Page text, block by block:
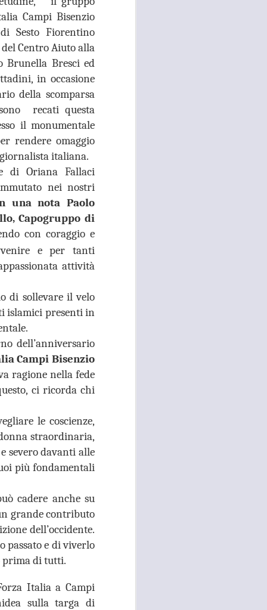
Campi Bisenzio
Sesto Fiorentino
Centro Aiuto alla
Brunella Bresci ed
in occasione
della scomparsa
recati questa
il monumentale
rendere omaggio
italiana.
di Oriana Fallaci
nei nostri
una nota Paolo
Capogruppo di
con coraggio e
e per tanti
attività
di sollevare il velo
islamici presenti in
dell’anniversario
Campi Bisenzio
ragione nella fede
ci ricorda chi
le coscienze,
straordinaria,
severo davanti alle
più fondamentali
cadere anche su
grande contributo
dell’occidente.
passato e di viverlo
prima di tutti.
Italia a Campi
sulla targa di
per il 27 agosto prossimo, con
dell’Asl Toscana Centro
i diversi rappresentanti zonali
metropolitana fiorentina, che
valere le ragioni dei territori
balbettii, serve una risposta forte
in corso del servizio di continuità
AUG
RISSA ED
A CAMPI BISENZIO IN
VIA CHIELLA E FURTI
DAI LOCALI DEL
E QUERCIOLI: E’
TEMPO DI
INVERTIRE LA
ROTTA
A CAMPI BISENZIO IN VIA
CHIELLA E FURTI DAI LOCALI
DEL CENTRO, GANDOLA E
QUERCIOLI: E’ TEMPO DI
INVERTIRE LA ROTTA, A CAMPI
BISENZIO L'INSICUREZZA
“Durante questi mesi estivi sta
continuando, imperturbato, il
problema della mancata sicurezza
e della necessità di ripristinare la
quiete pubblica in più̀ zone di
Campi Bisenzio tra il capoluogo,
Donnino”.